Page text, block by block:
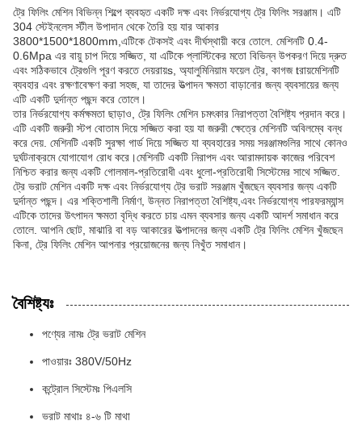
ট্রে ফিলিং মেশিন বিভিন্ন শিল্পে ব্যবহৃত একটি দক্ষ এবং নির্ভরযোগ্য ট্রে ফিলিং সরঞ্জাম। এটি
304 স্টেইনলেস স্টীল উপাদান থেকে তৈরি হয় যার আকার
3800*1500*1800mm,এটিকে টেকসই এবং দীর্ঘস্থায়ী করে তোলে. মেশিনটি 0.4-
0.6Mpa এর বায়ু চাপ দিয়ে সজ্জিত, যা এটিকে প্লাস্টিকের মতো বিভিন্ন উপকরণ দিয়ে দ্রুত
এবং সঠিকভাবে ট্রেগুলি পূরণ করতে দেয়রায়s, অ্যালুমিনিয়াম ফয়েল ট্রে, কাগজ tরায়মেশিনটি
ব্যবহার এবং রক্ষণাবেক্ষণ করা সহজ, যা তাদের উত্পাদন ক্ষমতা বাড়ানোর জন্য ব্যবসায়ের জন্য
এটি একটি দুর্দান্ত পছন্দ করে তোলে।
তার নির্ভরযোগ্য কর্মক্ষমতা ছাড়াও, ট্রে ফিলিং মেশিন চমৎকার নিরাপত্তা বৈশিষ্ট্য প্রদান করে।
এটি একটি জরুরী স্টপ বোতাম দিয়ে সজ্জিত করা হয় যা জরুরী ক্ষেত্রে মেশিনটি অবিলম্বে বন্ধ
করে দেয়. মেশিনটি একটি সুরক্ষা গার্ড দিয়ে সজ্জিত যা ব্যবহারের সময় সরঞ্জামগুলির সাথে কোনও
দুর্ঘটনাক্রমে যোগাযোগ রোধ করে।মেশিনটি একটি নিরাপদ এবং আরামদায়ক কাজের পরিবেশ
নিশ্চিত করার জন্য একটি গোলমাল-প্রতিরোধী এবং ধুলো-প্রতিরোধী সিস্টেমের সাথে সজ্জিত.
ট্রে ভরাট মেশিন একটি দক্ষ এবং নির্ভরযোগ্য ট্রে ভরাট সরঞ্জাম খুঁজছেন ব্যবসার জন্য একটি
দুর্দান্ত পছন্দ। এর শক্তিশালী নির্মাণ, উন্নত নিরাপত্তা বৈশিষ্ট্য,এবং নির্ভরযোগ্য পারফরম্যান্স
এটিকে তাদের উৎপাদন ক্ষমতা বৃদ্ধি করতে চায় এমন ব্যবসার জন্য একটি আদর্শ সমাধান করে
তোলে. আপনি ছোট, মাঝারি বা বড় আকারের উত্পাদনের জন্য একটি ট্রে ফিলিং মেশিন খুঁজছেন
কিনা, ট্রে ফিলিং মেশিন আপনার প্রয়োজনের জন্য নিখুঁত সমাধান।
বৈশিষ্ট্যঃ
পণ্যের নামঃ ট্রে ভরাট মেশিন
পাওয়ারঃ 380V/50Hz
কন্ট্রোল সিস্টেমঃ পিএলসি
ভরাট মাথাঃ ৪-৬ টি মাথা